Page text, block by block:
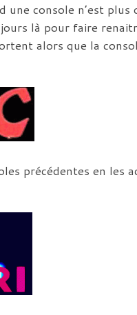
console n’est
là pour faire
alors que la
précédentes en les